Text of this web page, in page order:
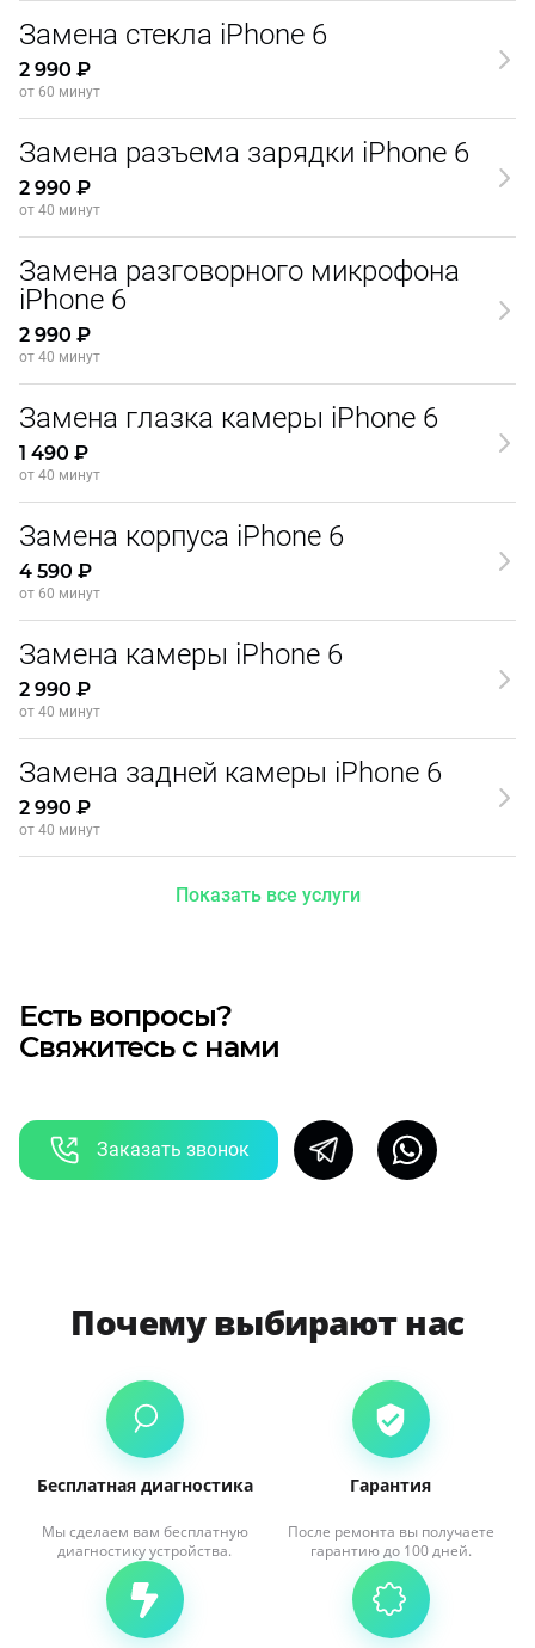
Замена стекла iPhone 6
2 990 ₽
от 60 минут
Замена разъема зарядки iPhone 6
2 990 ₽
от 40 минут
Замена разговорного микрофона
iPhone 6
2 990 ₽
от 40 минут
Замена глазка камеры iPhone 6
1 490 ₽
от 40 минут
Замена корпуса iPhone 6
4 590 ₽
от 60 минут
Замена камеры iPhone 6
2 990 ₽
от 40 минут
Замена задней камеры iPhone 6
2 990 ₽
от 40 минут
Показать все услуги
Есть вопросы?
Свяжитесь с нами
Заказать звонок
Почему выбирают нас
Бесплатная диагностика
Мы сделаем вам бесплатную
диагностику устройства.
Гарантия
После ремонта вы получаете
гарантию до 100 дней.